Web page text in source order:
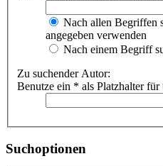
Nach allen Begriffen
angegeben verwenden
Nach einem Begriff
Zu suchender Autor:
Benutze ein * als Platzhalter
Suchoptionen